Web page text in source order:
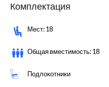
Комплектация
Мест: 18
Общая вместимость: 18
Подлокотники